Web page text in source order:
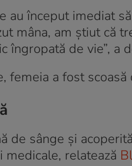
au început imediat
mâna, am știut că
îngropată de vie”, a
femeia a fost
de sânge și
relatează